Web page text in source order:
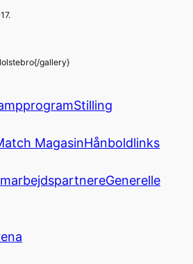
gallery}
Stilling
MagasinHånboldlinks
Generelle